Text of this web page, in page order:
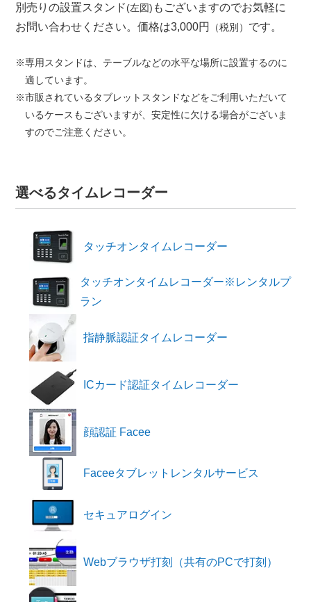
別売りの設置スタンド(左図) もございますのでお気軽に
お問い合わせください。価格は3,000円
（税別） です。
※専用スタンドは、テーブルなどの水平な場所に設置するのに
適しています。
※市販されているタブレットスタンドなどをご利用いただいて
いるケースもございますが、安定性に欠ける場合がございま
すのでご注意ください。
選べるタイムレコーダー
タッチオンタイム レコーダー
タッチオンタイム レコーダー※レンタルプ
ラン
指静脈認証タイムレコーダー
ICカード認証タイムレコーダー
顔認証 Facee
Faceeタブレット レンタルサービス
セキュアログイン
Webブラウザ打刻 （共有のPCで打刻）